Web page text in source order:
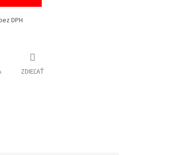
DPH
ZDIEĽAŤ